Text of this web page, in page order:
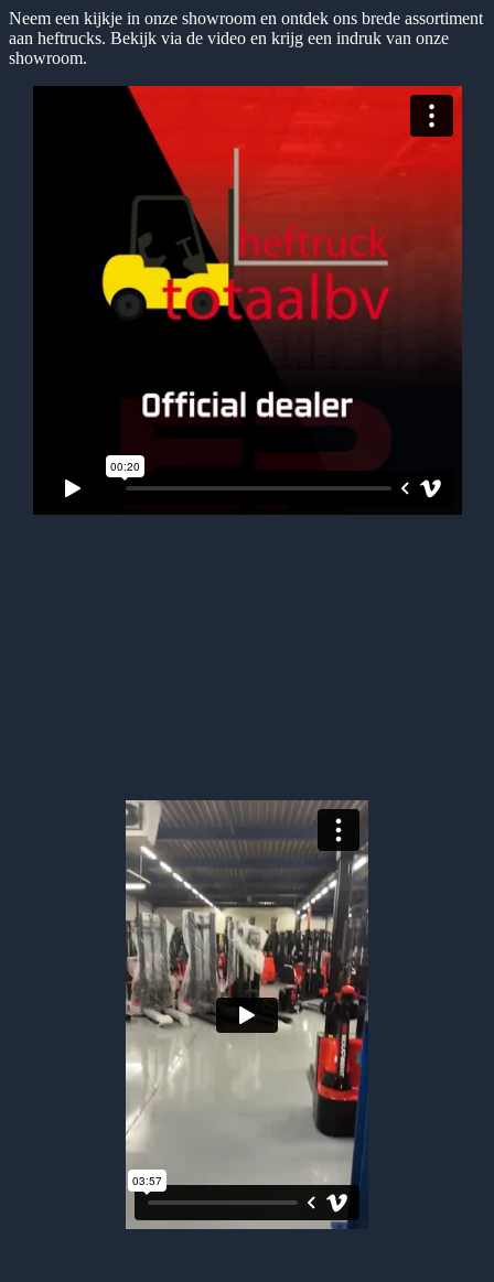
Neem een kijkje in onze showroom en ontdek ons brede assortiment
aan heftrucks. Bekijk via de video en krijg een indruk van onze
showroom.